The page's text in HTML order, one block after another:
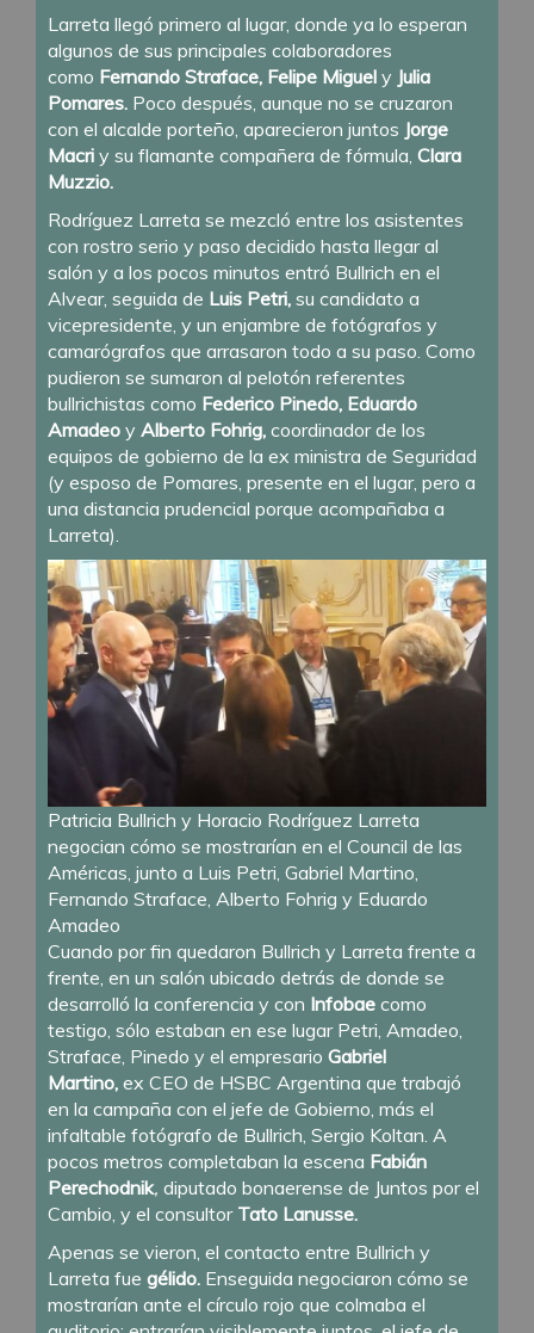
Larreta llegó primero al lugar, donde ya lo esperan
algunos de sus principales colaboradores
como Fernando Straface, Felipe Miguel y Julia
Pomares. Poco después, aunque no se cruzaron
con el alcalde porteño, aparecieron juntos Jorge
Macri y su flamante compañera de fórmula, Clara
Muzzio.
Rodríguez Larreta se mezcló entre los asistentes
con rostro serio y paso decidido hasta llegar al
salón y a los pocos minutos entró Bullrich en el
Alvear, seguida de Luis Petri, su candidato a
vicepresidente, y un enjambre de fotógrafos y
camarógrafos que arrasaron todo a su paso. Como
pudieron se sumaron al pelotón referentes
bullrichistas como Federico Pinedo, Eduardo
Amadeo y Alberto Fohrig, coordinador de los
equipos de gobierno de la ex ministra de Seguridad
(y esposo de Pomares, presente en el lugar, pero a
una distancia prudencial porque acompañaba a
Larreta).
Patricia Bullrich y Horacio Rodríguez Larreta
negocian cómo se mostrarían en el Council de las
Américas, junto a Luis Petri, Gabriel Martino,
Fernando Straface, Alberto Fohrig y Eduardo
Amadeo
Cuando por fin quedaron Bullrich y Larreta frente a
frente, en un salón ubicado detrás de donde se
desarrolló la conferencia y con Infobae como
testigo, sólo estaban en ese lugar Petri, Amadeo,
Straface, Pinedo y el empresario Gabriel
Martino, ex CEO de HSBC Argentina que trabajó
en la campaña con el jefe de Gobierno, más el
infaltable fotógrafo de Bullrich, Sergio Koltan. A
pocos metros completaban la escena Fabián
Perechodnik, diputado bonaerense de Juntos por el
Cambio, y el consultor Tato Lanusse.
Apenas se vieron, el contacto entre Bullrich y
Larreta fue gélido. Enseguida negociaron cómo se
mostrarían ante el círculo rojo que colmaba el